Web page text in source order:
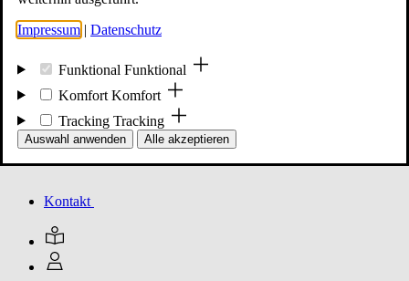
Events
Unsere Meldungen
Kontakt
Impressum | Datenschutz
Funktional Funktional
Komfort Komfort
Tracking Tracking
Auswahl anwenden Alle akzeptieren